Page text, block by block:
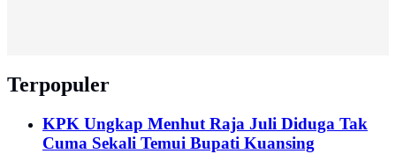
Terpopuler
KPK Ungkap Menhut Raja Juli Diduga Tak
Cuma Sekali Temui Bupati Kuansing